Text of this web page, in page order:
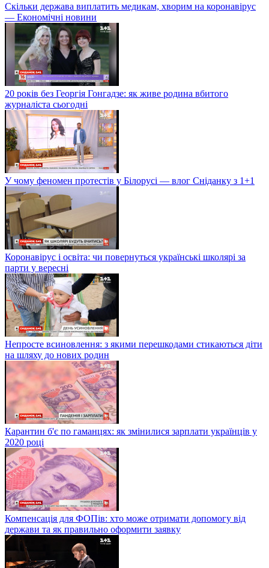
Скільки держава виплатить медикам, хворим на коронавірус
— Економічні новини
20 років без Георгія Гонгадзе: як живе родина вбитого
журналіста сьогодні
У чому феномен протестів у Білорусі — влог Сніданку з 1+1
Коронавірус і освіта: чи повернуться українські школярі за
парти у вересні
Непросте всиновлення: з якими перешкодами стикаються діти
на шляху до нових родин
Карантин б'є по гаманцях: як змінилися зарплати українців у
2020 році
Компенсація для ФОПів: хто може отримати допомогу від
держави та як правильно оформити заявку